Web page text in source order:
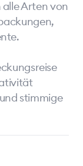
alle Arten von
stimmige